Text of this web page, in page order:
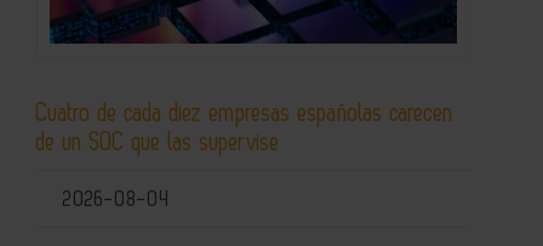
Cuatro de cada diez empresas españolas carecen
de un SOC que las supervise
2026-08-04